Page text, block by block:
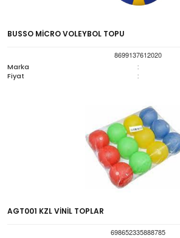
BUSSO MİCRO VOLEYBOL TOPU
8699137612020
Marka
:
Fiyat :
AGT001 KZL VİNİL TOPLAR
698652335888785